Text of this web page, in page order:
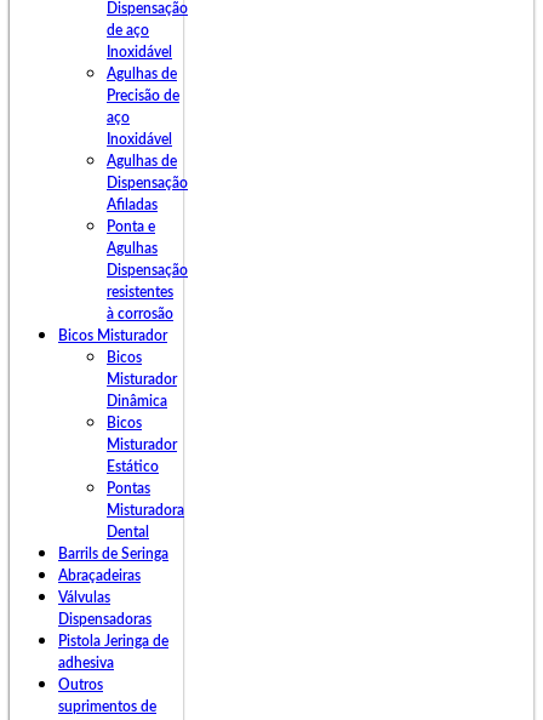
Dispensação
de aço
Inoxidável
Agulhas de
Precisão de
aço
Inoxidável
Agulhas de
Dispensação
Afiladas
Ponta e
Agulhas
Dispensação
resistentes
à corrosão
Bicos Misturador
Bicos
Misturador
Dinâmica
Bicos
Misturador
Estático
Pontas
Misturadora
Dental
Barrils de Seringa
Abraçadeiras
Válvulas
Dispensadoras
Pistola Jeringa de
adhesiva
Outros
suprimentos de